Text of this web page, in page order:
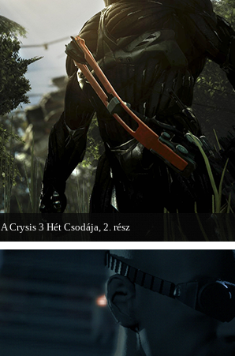
A Crysis 3 Hét Csodája, 2. rész
Megjelent a Crysis 3 videosorozat második része,